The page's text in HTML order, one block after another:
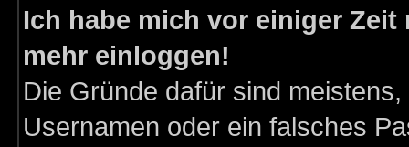
Ich habe mich vor einiger
mehr einloggen!
Die Gründe dafür sind
Usernamen oder ein falsches